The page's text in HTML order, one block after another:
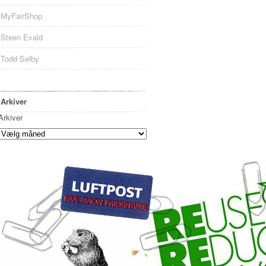
MyFairShop
Steen Evald
Todd Selby
Arkiver